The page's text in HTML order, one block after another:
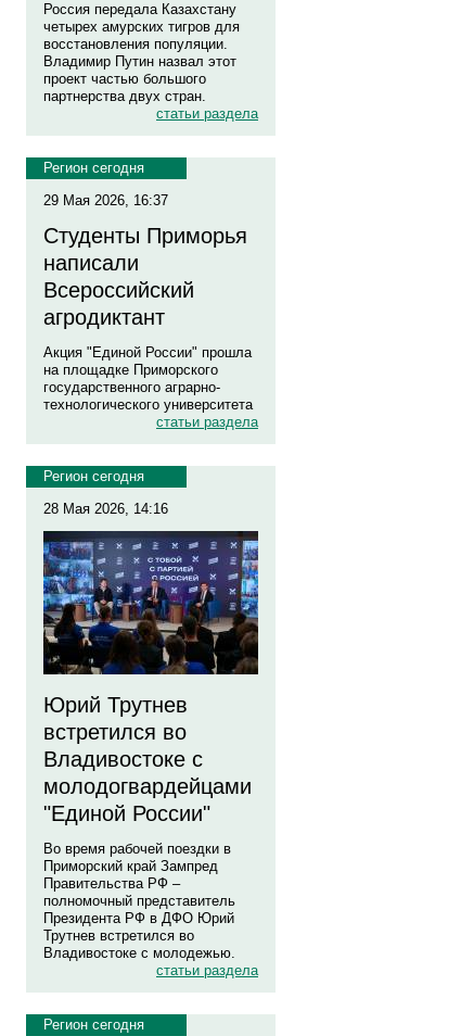
Россия передала Казахстану
четырех амурских тигров для
восстановления популяции.
Владимир Путин назвал этот
проект частью большого
партнерства двух стран.
статьи раздела
Регион сегодня
29 Мая 2026, 16:37
Студенты Приморья
написали
Всероссийский
агродиктант
Акция "Единой России" прошла
на площадке Приморского
государственного аграрно-
технологического университета
статьи раздела
Регион сегодня
28 Мая 2026, 14:16
Юрий Трутнев
встретился во
Владивостоке с
молодогвардейцами
"Единой России"
Во время рабочей поездки в
Приморский край Зампред
Правительства РФ –
полномочный представитель
Президента РФ в ДФО Юрий
Трутнев встретился во
Владивостоке с молодежью.
статьи раздела
Регион сегодня